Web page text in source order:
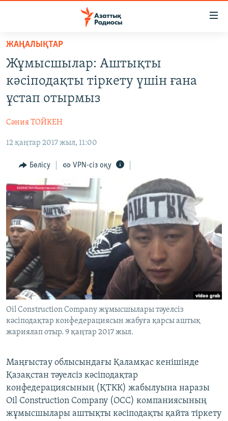
Skip
main
content
main
Skip
Search
САЯСАТ
АДАМ ҚҰҚЫҚТАРЫ
ӘЛЕУМЕТ
ӘЛЕМ
АРНАЙЫ ЖОБАЛАР
Русский
ЖАЗЫЛЫҢЫЗ
Басқа тілдерде
ЖАҢАЛЫҚТАР
Жұмысшылар: Аштықты
кәсіподақты тіркету үшін ғана
ұстап отырмыз
Сәния ТОЙКЕН
12 қаңтар 2017 жыл, 11:00
Бөлісу VPN-сіз оқу
Oil Construction Company жұмысшылары тәуелсіз
кәсіподақтар конфедерациясын жабуға қарсы аштық
жариялап отыр. 9 қаңтар 2017 жыл.
Маңғыстау облысындағы Қаламқас кенішінде
Қазақстан тәуелсіз кәсіподақтар
конфедерациясының (ҚТКК) жабылуына наразы
Oil Construction Company (OCC) компаниясының
жұмысшылары аштықты кәсіподақты қайта тіркету